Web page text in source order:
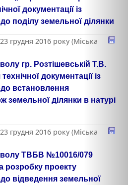
документації із
поділу земельної ділянки
грудня 2016 року (Міська
гр. Розтішевській Т.В.
документації із
встановлення
земельної ділянки в натурі
грудня 2016 року (Міська
ТВБВ №10016/079
розробку проекту
відведення земельної